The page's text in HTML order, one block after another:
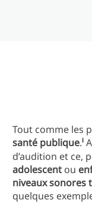
Tout comme les
santé publique.1
d’audition et ce,
adolescent ou
niveaux sonores
quelques